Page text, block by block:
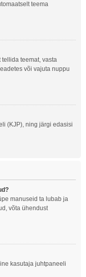
teema
tellida teemat, vasta
või vajuta nuppu
(KJP), ning järgi edasisi
manuseid ta lubab ja
võta ühendust
kasutaja juhtpaneeli